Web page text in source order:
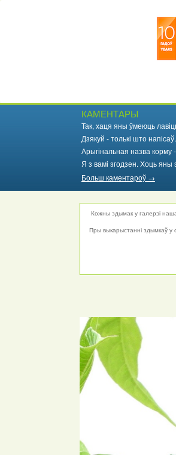
КАМЕНТАРЫ
Так, хаця яны ўмеюць
Дзякуй - толькі што
Арыгінальная назва корму
Я з вамі згодзен. Хоць
Больш каментароў →
Кожны здымак у галерэі
Пры выкарыстанні здымкаў у